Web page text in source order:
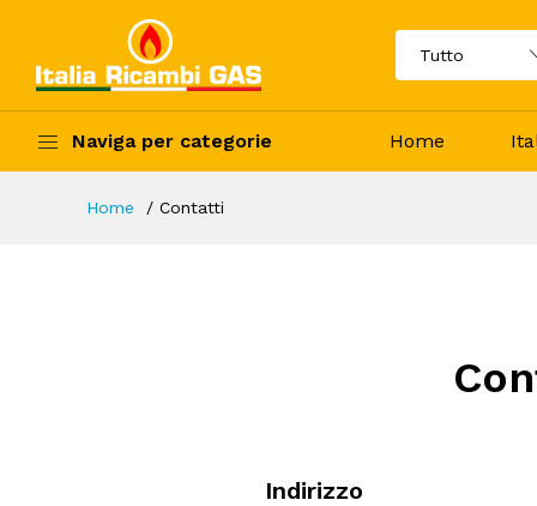
Naviga per categorie Home
Home Contatti
Indirizzo